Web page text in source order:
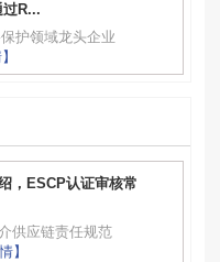
过R...
护领域龙头企业
，ESCP认证审核常
供应链责任规范
】